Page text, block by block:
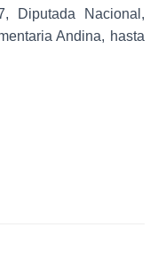
Diputada Nacional,
Andina, hasta